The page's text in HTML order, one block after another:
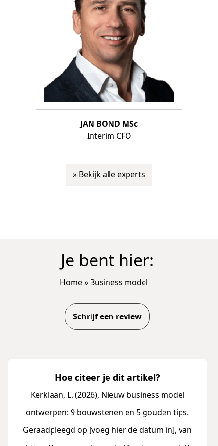
JAN BOND MSc
Interim CFO
» Bekijk alle experts
Je bent hier:
Home»Business model
Schrijf een review
Hoe citeer je dit artikel?
Kerklaan, L. (2026), Nieuw business model
ontwerpen: 9 bouwstenen en 5 gouden tips.
Geraadpleegd op [voeg hier de datum in], van